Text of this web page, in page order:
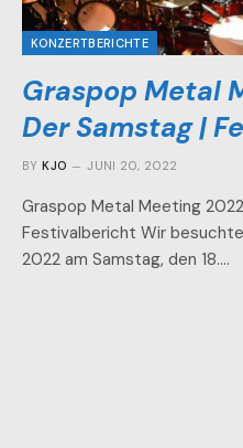
KONZERTBERICHTE
Graspop Metal
Der Samstag |
BY KJO JUNI 20, 2022
Graspop Metal Meeting
Festivalbericht Wir
2022 am Samstag, den 18.…